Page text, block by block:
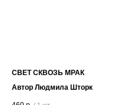
СВЕТ СКВОЗЬ МРАК
Автор Людмила Шторк